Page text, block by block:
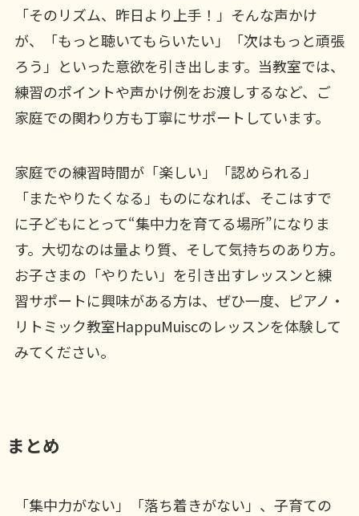
「そのリズム、昨日より上手！」そんな声かけ
が、「もっと聴いてもらいたい」「次はもっと頑張
ろう」といった意欲を引き出します。当教室では、
練習のポイントや声かけ例をお渡しするなど、ご
家庭での関わり方も丁寧にサポートしています。
家庭での練習時間が「楽しい」「認められる」
「またやりたくなる」ものになれば、そこはすで
に子どもにとって“集中力を育てる場所”になりま
す。大切なのは量より質、そして気持ちのあり方。
お子さまの「やりたい」を引き出すレッスンと練
習サポートに興味がある方は、ぜひ一度、ピアノ・
リトミック教室HappuMuiscのレッスンを体験して
みてください。
まとめ
「集中力がない」「落ち着きがない」、子育ての